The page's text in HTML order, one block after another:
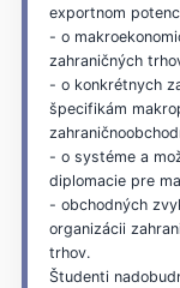
exportnom
- o
zahraničných
- o konkrétnych
špecifikám
- o systéme a
diplomacie pre
- obchodných
organizácii
trhov.
Študenti